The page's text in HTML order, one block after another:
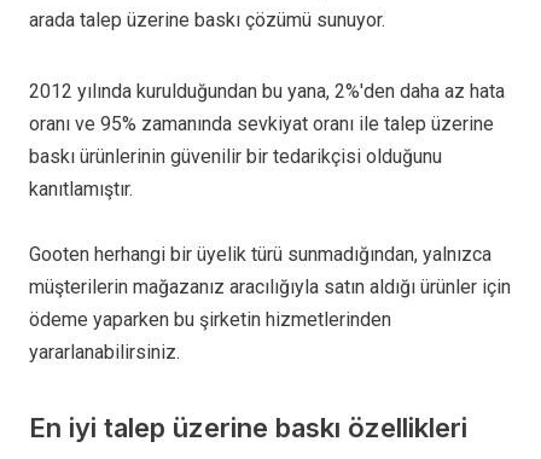
arada talep üzerine baskı çözümü sunuyor.
2012 yılında kurulduğundan bu yana, 2%'den daha az hata
oranı ve 95% zamanında sevkiyat oranı ile talep üzerine
baskı ürünlerinin güvenilir bir tedarikçisi olduğunu
kanıtlamıştır.
Gooten herhangi bir üyelik türü sunmadığından, yalnızca
müşterilerin mağazanız aracılığıyla satın aldığı ürünler için
ödeme yaparken bu şirketin hizmetlerinden
yararlanabilirsiniz.
En iyi talep üzerine baskı özellikleri